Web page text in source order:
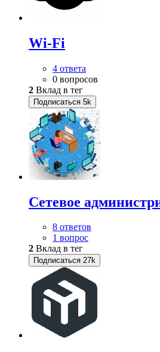
Wi-Fi
4 ответа
0 вопросов
2 Вклад в тег
Подписаться 5k
Сетевое
8 ответов
1 вопрос
2 Вклад в тег
Подписаться 27k